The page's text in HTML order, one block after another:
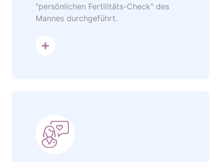
"persönlichen Fertilitäts-Check" des
Mannes durchgeführt.